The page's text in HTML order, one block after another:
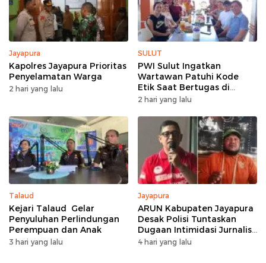
Jayapura
Kapolres Jayapura Prioritas
Penyelamatan Warga
2 hari yang lalu
SULUT
PWI Sulut Ingatkan
Wartawan Patuhi Kode
Etik Saat Bertugas di
Lapangan
2 hari yang lalu
Talaud
Kejari Talaud Gelar
Penyuluhan Perlindungan
Perempuan dan Anak
3 hari yang lalu
Jayapura
ARUN Kabupaten Jayapura
Desak Polisi Tuntaskan
Dugaan Intimidasi Jurnalis
Jubi
4 hari yang lalu